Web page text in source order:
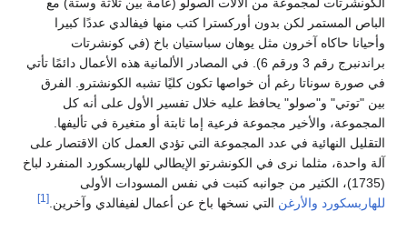
الباص المستمر لكن بدون أوركسترا كتب منها فيفالدي عددًا كبيرا
وأحيانا حاكاه آخرون مثل يوهان سباستيان باخ (في كونشرتات
براندنبرج رقم 3 ورقم 6). في المصادر الألمانية هذه الأعمال دائمًا تأتي
في صورة سوناتا رغم أن خواصها تكون كليًا تشبه الكونشترو. الفرق
بين "توتي" و"صولو" يحافظ عليه خلال تفسير الأول على أنه كل
المجموعة، والأخير مجموعة فرعية إما ثابتة أو متغيرة في تأليفها.
التقليل النهائية في عدد المجموعة التي تؤدي العمل كان الاقتصار على
آلة واحدة، مثلما نرى في الكونشرتو الإيطالي للهاربسكورد المنفرد لباخ
(1735)، الكثير من جوانبه كتبت في نفس المسودات الأولى
للهاربسكورد والأرغن التي نسخها باخ عن أعمال لفيفالدي وآخرين. [1]